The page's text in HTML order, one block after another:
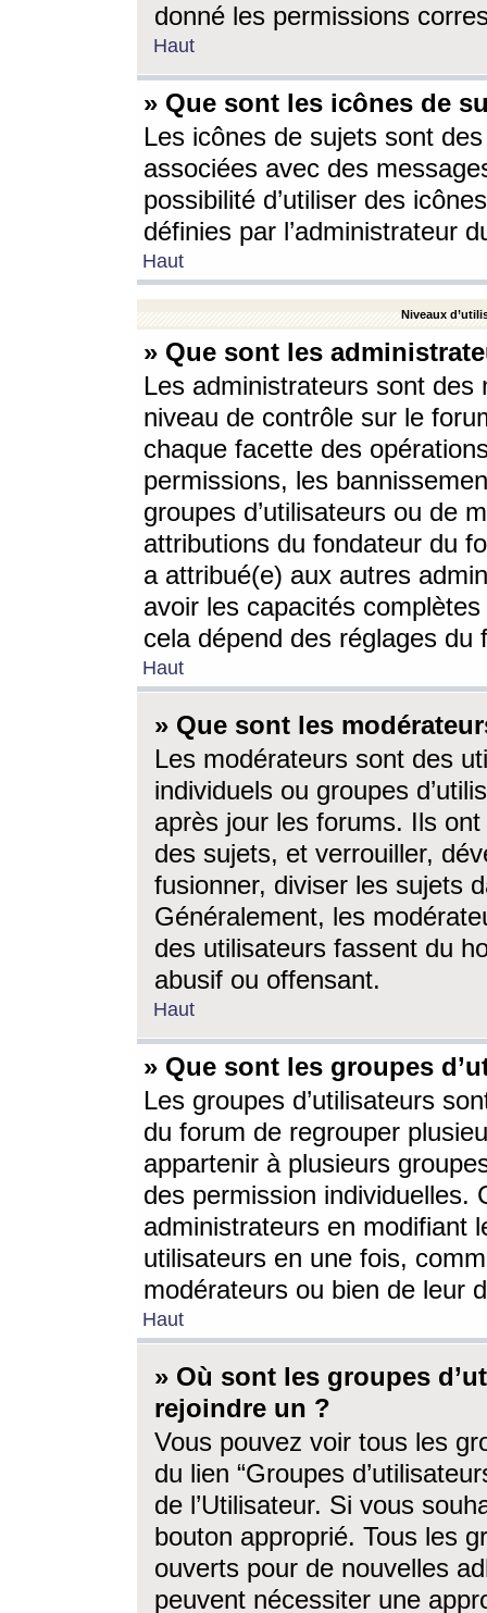
donné les permissions
Haut
» Que sont les icônes de
Les icônes de sujets sont
associées avec des
possibilité d’utiliser des
définies par l’administrateur
Haut
Niveaux
» Que sont les
Les administrateurs sont
niveau de contrôle sur le
chaque facette des
permissions, les
groupes d’utilisateurs ou de
attributions du fondateur du
a attribué(e) aux autres
avoir les capacités
cela dépend des réglages du
Haut
» Que sont les
Les modérateurs sont des
individuels ou groupes
après jour les forums. Ils ont
des sujets, et verrouiller,
fusionner, diviser les sujets
Généralement, les
des utilisateurs fassent du
abusif ou offensant.
Haut
» Que sont les groupes
Les groupes d’utilisateurs
du forum de regrouper
appartenir à plusieurs
des permission individuelles.
administrateurs en modifiant
utilisateurs en une fois,
modérateurs ou bien de leur
Haut
» Où sont les groupes
rejoindre un ?
Vous pouvez voir tous les
du lien “Groupes
de l’Utilisateur. Si vous
bouton approprié. Tous les
ouverts pour de nouvelles
peuvent nécessiter une